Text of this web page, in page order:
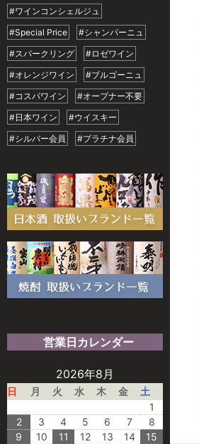
#ワインコンシェルジュ
#Special Price
#シャンパーニュ
#スパークリング
#ロゼワイン
#オレンジワイン
#ブルゴーニュ
#コスパワイン
#オープナー不要
#日本ワイン
#ウイスキー
#シルバー会員
#プラチナ会員
営業日カレンダー
2026年8月
日 月 火 水 木 金
土
1
2
3 4 5 6 7
8
9
10 11 12 13 14
15